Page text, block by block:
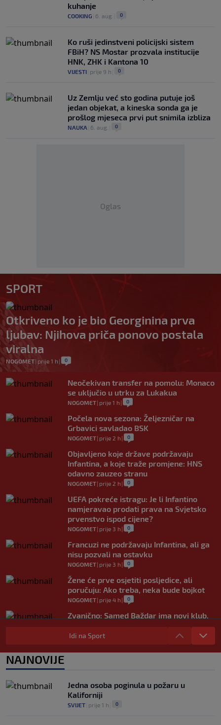
kuhanje
COOKING 6. aug. 0
Ko ruši jedinstveni policijski sistem
FBiH? NS Mostar prozvala institucije
HNK, ZHK i Kantona 10
VIJESTI prije 9 h 0
Uz Zemlju već sto godina putuje još
jedan objekat, a kineska sonda ga je
prošlog mjeseca prvi put snimila izbliza
NAUKA 6. aug. 0
Oglas
SPORT
Otkriveno ko je bio Georginina prva
ljubav: Njihova priča ponovo postala
viralna
NOGOMET| prije 1 h | 0
Neočekivan transfer na pomolu: Monaco
se uključio u utrku za Lukakua
NOGOMET| prije 1 h | 0
Počela nova sezona: Željezničar na
Grbavici savladao BSK
NOGOMET| prije 2 h | 0
Objavljeno koje države podržavaju
Infantina, a koje traže promjene: HNS
odavno zauzeo stranu
NOGOMET| prije 2 h | 0
UEFA pokreće istragu: Je li Infantino
namjeravao prodati prava na Svjetsko
prvenstvo ispod cijene?
NOGOMET| prije 3 h | 0
Francuzi ne podržavaju Infantina, ali ga
nisu pozvali na ostavku
NOGOMET| prije 3 h | 0
Žene će prve osjetiti posljedice, ali
poručuju: Ako treba, neka bude bojkot
NOGOMET| prije 4 h | 0
Zvanično: Samed Baždar ima novi klub,
zadužio broj sa velikom "težinom"
NOGOMET|prije 6 h
Prije nekoliko godina zaludjela je
Idi na Sport
NAJNOVIJE
Jedna osoba poginula u požaru u
Kaliforniji
SVIJET prije 1 h 0